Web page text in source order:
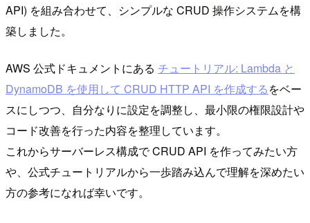
API) を組み合わせて、シンプルな CRUD 操作システムを構
築しました。
AWS 公式ドキュメントにある チュートリアル: Lambda と
DynamoDB を使用して CRUD HTTP API を作成するをベー
スにしつつ、自分なりに設定を調整し、最小限の権限設計や
コード改善を行った内容を整理しています。
これからサーバーレス構成で CRUD API を作ってみたい方
や、公式チュートリアルから一歩踏み込んで理解を深めたい
方の参考になれば幸いです。